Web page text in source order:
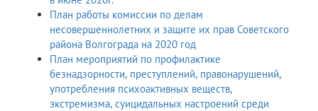
План работы комиссии по делам
несовершеннолетних и защите их прав Советского
района Волгограда на 2020 год
План мероприятий по профилактике
безнадзорности, преступлений, правонарушений,
употребления психоактивных веществ,
экстремизма, суицидальных настроений среди